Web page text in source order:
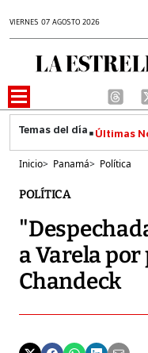
VIERNES 07 AGOSTO 2026
Últimas
Inicio> Panamá> Política
POLÍTICA
a Varela
Chandeck